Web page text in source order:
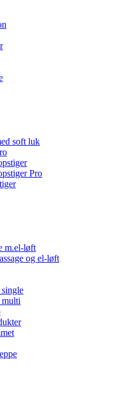
soft luk
Pro
m.el-løft
og el-løft
multi